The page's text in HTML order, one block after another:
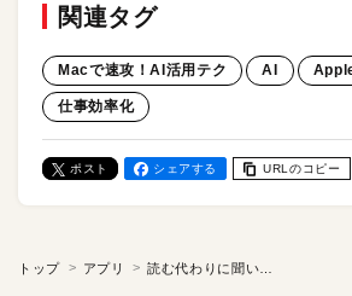
関連タグ
Macで速攻！AI活用テク AI
仕事効率化
ポスト シェアする URLのコピー
トップ アプリ